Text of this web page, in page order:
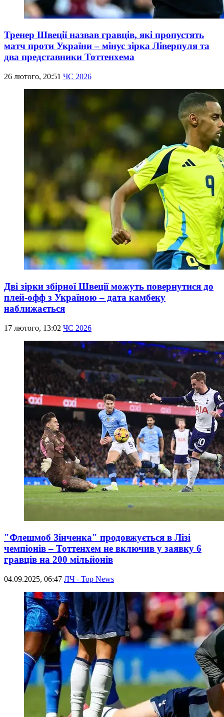
Тренер Швеції назвав гравців, які пропустять
матч проти України – мінус зірка Ліверпуля та
два представники Тоттенхема
26 лютого, 20:51 ЧС 2026
Дві зірки збірної Швеції можуть повернутися до
плей-офф з Україною – дата камбеку
наближається
17 лютого, 13:02 ЧС 2026
"Флешмоб Зінченка" продовжується в Лізі
чемпіонів – Тоттенхем не включив у заявку 6
гравців на 200 мільйонів
04.09.2025, 06:47 ЛЧ - Top News